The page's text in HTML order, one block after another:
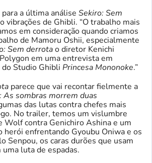
para a última análise Sekiro: Sem
vibrações de Ghibli. “O trabalho mais
em consideração quando criamos
de Mamoru Oshii, especialmente
Sem derrotao diretor Kenichi
em uma entrevista em
do Studio Ghibli Princesa Mononoke.”
parece que vai recontar fielmente a
As sombras morrem duas
das lutas contra chefes mais
No trailer, temos um vislumbre
Wolf contra Genichiro Ashina e um
herói enfrentando Gyoubu Oniwa e os
Senpou, os caras durões que usam
luta de espadas.